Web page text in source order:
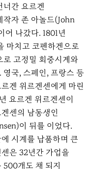
너간 요르겐
작자 존 아놀드(John
나갔다. 1801년
마치고 코펜하겐으로
로 고정밀 회중시계와
국, 스페인, 프랑스 등
겐 위르겐센에게 마린
요르겐 위르겐센이
센의 남동생인
이 뒤를 이었다.
시계를 납품하며 큰
은 32년간 가업을
500개도 채 되지